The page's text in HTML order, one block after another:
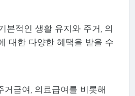
본적인 생활 유지와 주거, 의
대한 다양한 혜택을 받을 수
거급여, 의료급여를 비롯해